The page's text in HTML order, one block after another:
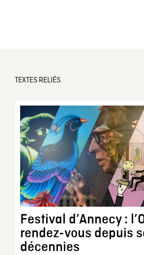
TEXTES RELIÉS
Festival d’Annecy :
rendez-vous depuis
décennies